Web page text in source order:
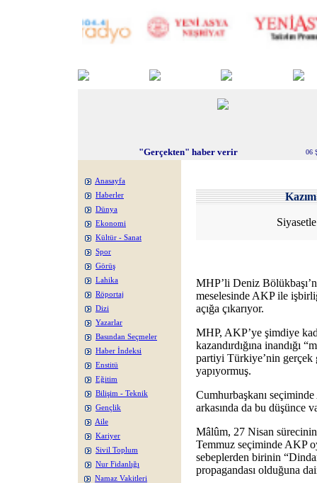
"Gerçekten" haber verir 06
Anasayfa
Haberler
Dünya
Ekonomi
Kültür - Sanat
Spor
Görüş
Lahika
Röportaj
Dizi
Yazarlar
Basından Seçmeler
Haber İndeksi
Enstitü
Eğitim
Bilişim - Teknik
Gençlik
Aile
Kariyer
Sivil Toplum
Nur Fidanlığı
Namaz Vakitleri
MHP’li Deniz
meselesinde AKP ile
açığa çıkarıyor.
MHP, AKP’ye şimdiye
kazandırdığına inandığı
partiyi Türkiye’nin
yapıyormuş.
Cumhurbaşkanı
arkasında da bu düşünce
Mâlûm, 27 Nisan
Temmuz seçiminde AKP
sebeplerden birinin
propagandası olduğuna